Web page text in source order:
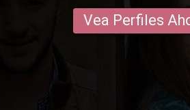
Vea Perfiles